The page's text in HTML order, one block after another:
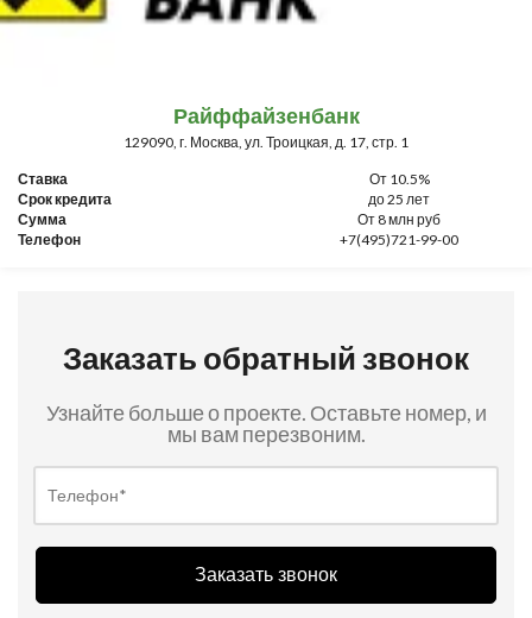
Райффайзенбанк
129090, г. Москва, ул. Троицкая, д. 17, стр. 1
Ставка
От 10.5%
Срок кредита
до 25 лет
Сумма
От 8 млн руб
Телефон
+7(495)721-99-00
Заказать обратный звонок
Узнайте больше о проекте. Оставьте номер, и
мы вам перезвоним.
Заказать звонок